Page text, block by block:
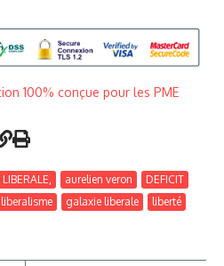
100% conçue pour les PME
aurelien veron
DEFICIT
galaxie liberale liberté